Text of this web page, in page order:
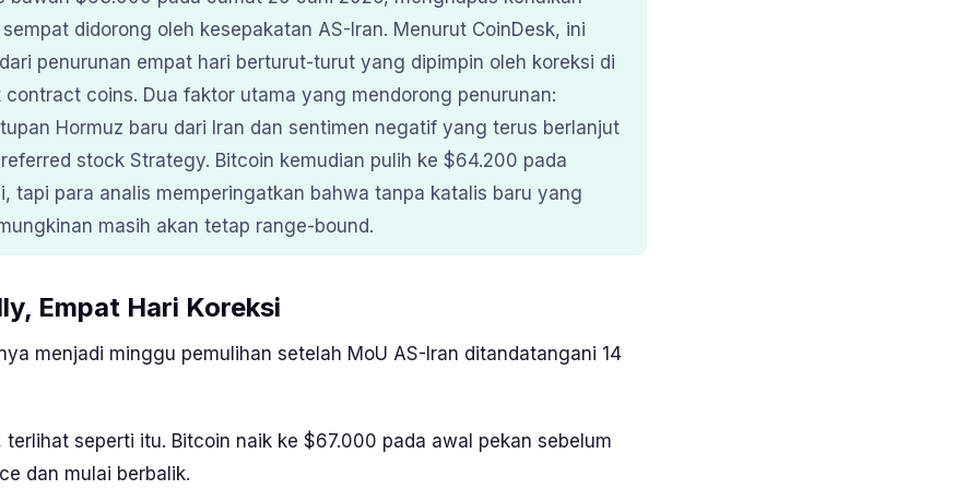
didorong oleh kesepakatan AS-Iran. Menurut CoinDesk, ini
penurunan empat hari berturut-turut yang dipimpin oleh koreksi di
contract coins. Dua faktor utama yang mendorong penurunan:
Hormuz baru dari Iran dan sentimen negatif yang terus berlanjut
stock Strategy. Bitcoin kemudian pulih ke $64.200 pada
tapi para analis memperingatkan bahwa tanpa katalis baru yang
masih akan tetap range-bound.
Empat Hari Koreksi
menjadi minggu pemulihan setelah MoU AS-Iran ditandatangani 14
terlihat seperti itu. Bitcoin naik ke $67.000 pada awal pekan sebelum
dan mulai berbalik.